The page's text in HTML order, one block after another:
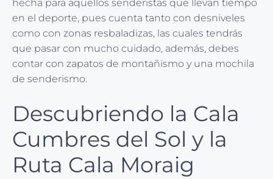
hecha para aquellos senderistas que llevan tiempo
en el deporte, pues cuenta tanto con desniveles
como con zonas resbaladizas, las cuales tendrás
que pasar con mucho cuidado, además, debes
contar con zapatos de montañismo y una mochila
de senderismo.
Descubriendo la Cala
Cumbres del Sol y la
Ruta Cala Moraig